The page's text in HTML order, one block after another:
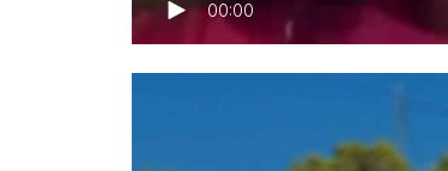
00:00